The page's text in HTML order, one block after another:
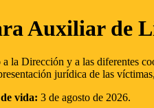
Auxiliar de
la Dirección y a las diferentes
jurídica de las
vida: 3 de agosto de 2026.